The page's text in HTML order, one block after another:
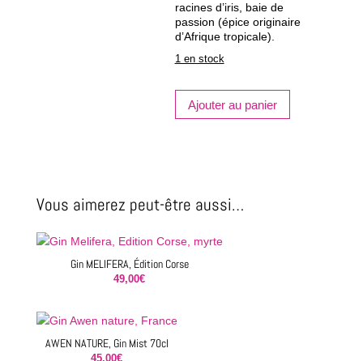
racines d’iris, baie de
passion (épice originaire
d’Afrique tropicale).
1 en stock
Ajouter au panier
Vous aimerez peut-être aussi…
Gin MELIFERA, Édition Corse
49,00€
AWEN NATURE, Gin Mist 70cl
45,00€